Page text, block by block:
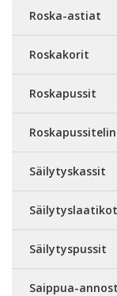
Roska-astiat
Roskakorit
Roskapussit
Säilytyskassit
Säilytyslaatikot
Säilytyspussit
Saippua-